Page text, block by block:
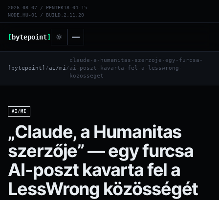
2026.08.07 / PÉNTEK18:04:16
NODE.HU-01 / BUILD.2.11.20
[bytepoint]
[bytepoint] /ai/mi/
claude-a-humanitas-szerzoje-egy-furcsa-
ai-poszt-kavarta-fel-a-lesswrong-
kozosseget
AI/MI
„Claude, a Humanitas
szerzője” — egy furcsa
AI-poszt kavarta fel a
LessWrong közösségét